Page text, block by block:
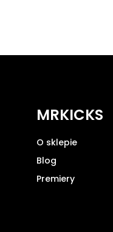
MRKICKS
O sklepie
Blog
Premiery